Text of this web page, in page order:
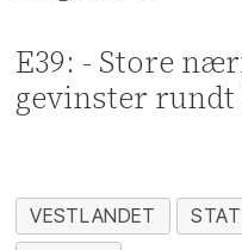
E39: - Store
gevinster rundt
VESTLANDET